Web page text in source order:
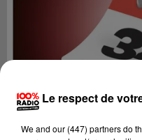
Le respect de
We and our (447) partnersdo